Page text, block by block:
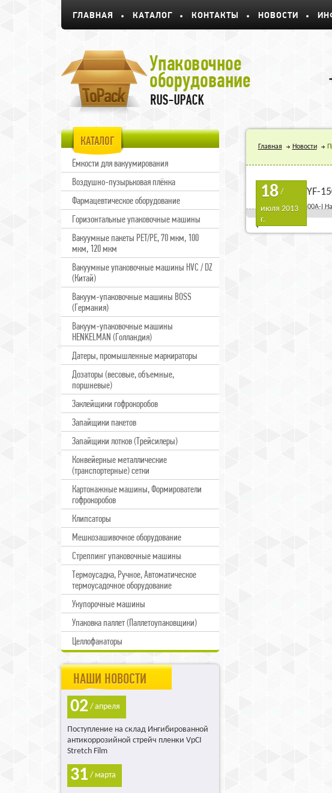
ГЛАВНАЯ КАТАЛОГ КОНТАКТЫ НОВОСТИ
КАТАЛОГ
Ёмкости для вакуумирования
Воздушно-пузырьковая плёнка
Фармацевтическое оборудование
Горизонтальные упаковочные машины
Вакуумные пакеты PET/PE, 70 мкм, 100
мкм, 120 мкм
Вакуумные упаковочные машины HVC / DZ
(Китай)
Вакуум-упаковочные машины BOSS
(Германия)
Вакуум-упаковочные машины
HENKELMAN (Голландия)
Датеры, промышленные маркираторы
Дозаторы (весовые, объемные,
поршневые)
Заклейщики гофрокоробов
Запайщики пакетов
Запайщики лотков (Трейсилеры)
Конвейерные металлические
(транспортерные) сетки
Картонажные машины, Формирователи
гофрокоробов
Клипсаторы
Мешкозашивочное оборудование
Стреппинг упаковочные машины
Термоусадка, Ручное, Автоматическое
термоусадочное оборудование
Укупорочные машины
Упаковка паллет (Паллетоупаковщики)
Целлофанаторы
НАШИ НОВОСТИ
02 / апреля
Поступление на склад Ингибированной
антикоррозийной стрейч пленки VpCI
Stretch Film
31 / марта
Главная Новости
18/
июля 2013
г.
Продан LGYF-
Продан LGYF-1500A-I
упаковке таблеток в